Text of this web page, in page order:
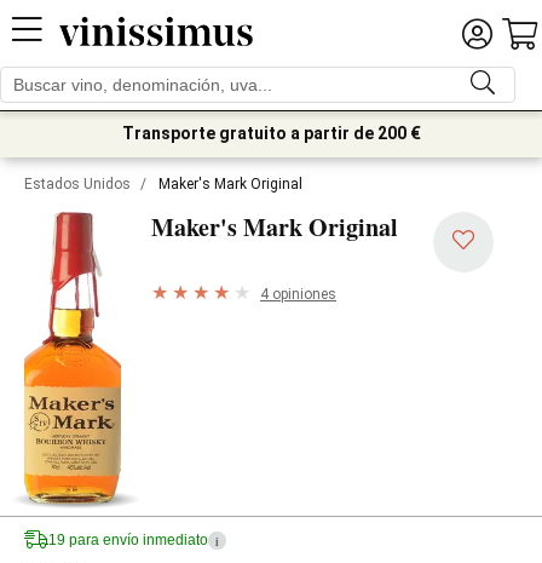
Transporte gratuito a partir de 200 €
Estados Unidos / Maker's Mark Original
Maker's Mark Original
4 opiniones
19 para envío inmediato i